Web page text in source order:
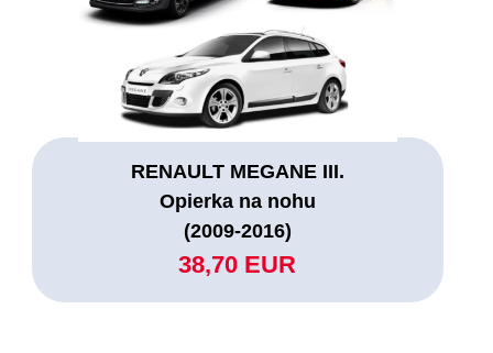
RENAULT MEGANE III.
Opierka na nohu
(2009-2016)
38,70 EUR